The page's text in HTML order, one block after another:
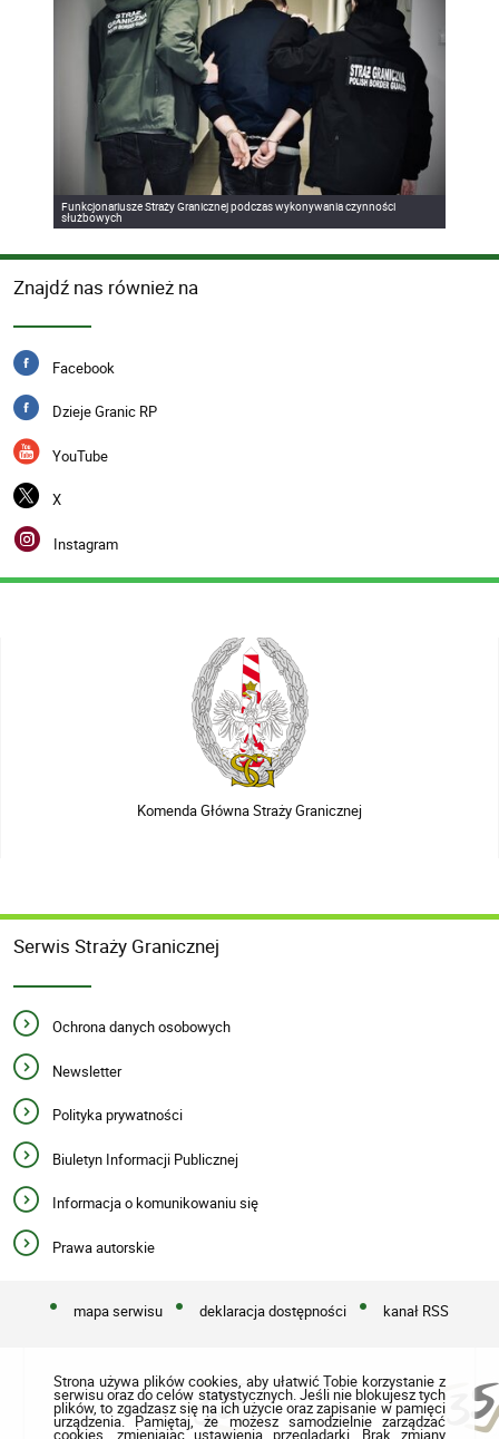
Funkcjonariusze Straży Granicznej podczas wykonywania czynności
służbowych
Znajdź nas również na
Facebook
Dzieje Granic RP
YouTube
X
Instagram
Komenda Główna Straży Granicznej
Serwis Straży Granicznej
Ochrona danych osobowych
Newsletter
Polityka prywatności
Biuletyn Informacji Publicznej
Informacja o komunikowaniu się
Prawa autorskie
mapa serwisu deklaracja dostępności kanał RSS
Strona używa plików cookies, aby ułatwić Tobie korzystanie z
serwisu oraz do celów statystycznych. Jeśli nie blokujesz tych
plików, to zgadzasz się na ich użycie oraz zapisanie w pamięci
urządzenia. Pamiętaj, że możesz samodzielnie zarządzać